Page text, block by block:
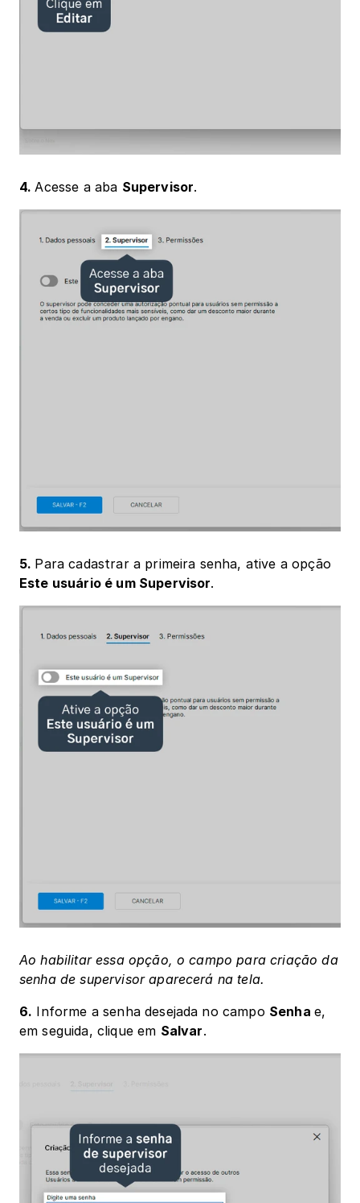
4. Acesse a aba Supervisor.
5.
Este usuário é um Supervisor.
Ao habilitar essa opção, o campo para criação da
senha de supervisor aparecerá na tela.
6. Informe a senha desejada no campo Senha e,
em seguida, clique em Salvar.